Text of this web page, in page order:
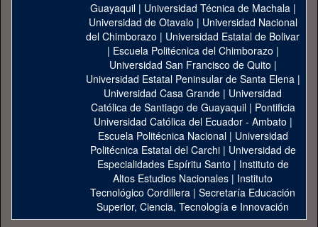
Guayaquil| Universidad Técnica de Machala|
Universidad de Otavalo | Universidad Nacional
del Chimborazo | Universidad Estatal de Bolivar
| Escuela Politécnica del Chimborazo |
Universidad San Francisco de Quito |
Universidad Estatal Peninsular de Santa Elena|
Universidad Casa Grande | Universidad
Católica de Santiago de Guayaquil| Pontificia
Universidad Católica del Ecuador - Ambato |
Escuela Politécnica Nacional| Universidad
Politécnica Estatal del Carchi| Universidad de
Especialidades Espíritu Santo | Instituto de
Altos Estudios Nacionales | Instituto
Tecnológico Cordillera | Secretaría Educación
Superior, Ciencia, Tecnología e Innovación